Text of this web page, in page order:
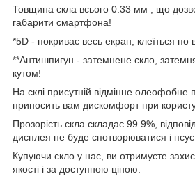
Товщина скла всього 0.33 мм , що
габарити смартфона!
*5D - покриває весь екран, клеїться по
**Антишпигун - затемнене скло,
кутом!
На склі присутній відмінне олеофобне
приносить вам дискомфорт при
Прозорість скла складає 99.9%,
дисплея не буде спотворюватися і
Купуючи скло у нас, ви отримуєте
якості і за доступною ціною.